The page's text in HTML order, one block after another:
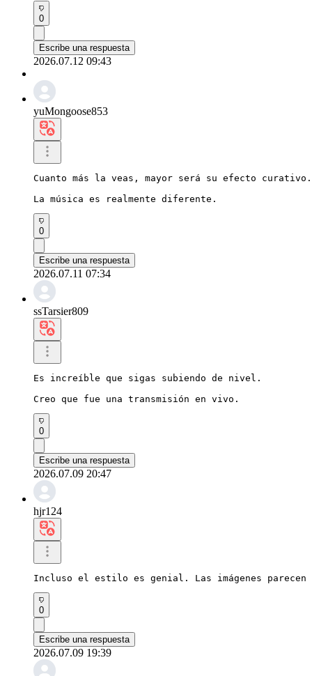
0
Escribe una respuesta
2026.07.12 09:43
yuMongoose853
Cuanto más la veas, mayor será su efecto curativo.
La música es realmente diferente.
0
Escribe una respuesta
2026.07.11 07:34
ssTarsier809
Es increíble que sigas subiendo de nivel.
Creo que fue una transmisión en vivo.
0
Escribe una respuesta
2026.07.09 20:47
hjr124
Incluso el estilo es genial. Las imágenes
0
Escribe una respuesta
2026.07.09 19:39